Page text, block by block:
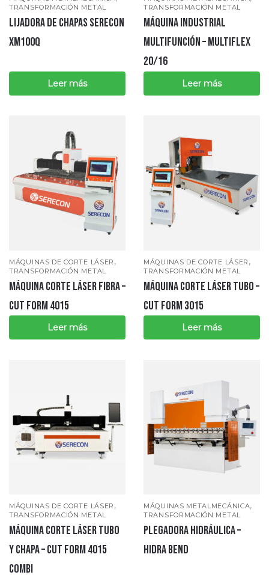
TRANSFORMACIÓN METAL
LIJADORA DE CHAPAS SERECON
XM100Q
Leer más
TRANSFORMACIÓN METAL
MÁQUINA INDUSTRIAL
MULTIFUNCIÓN – MULTIFLEX
20/16
Leer más
MÁQUINAS DE CORTE LÁSER ,
TRANSFORMACIÓN METAL
MÁQUINA CORTE LÁSER FIBRA –
CUT FORM 4015
Leer más
MÁQUINAS DE CORTE LÁSER ,
TRANSFORMACIÓN METAL
MÁQUINA CORTE LÁSER TUBO –
CUT FORM 3015
Leer más
MÁQUINAS DE CORTE LÁSER ,
TRANSFORMACIÓN METAL
MÁQUINA CORTE LÁSER TUBO
Y CHAPA – CUT FORM 4015
COMBI
MÁQUINAS METALMECÁNICA,
TRANSFORMACIÓN METAL
PLEGADORA HIDRÁULICA –
HIDRA BEND